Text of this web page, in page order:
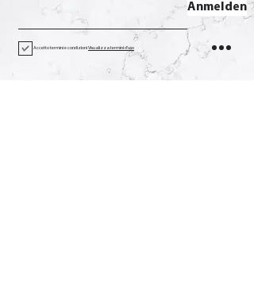
Anmelden
Accetto termini e condizioniVisualizza termini d'uso